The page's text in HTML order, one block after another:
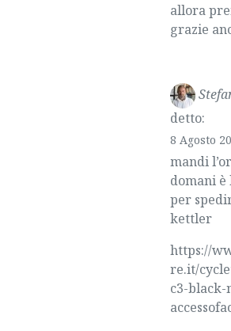
allora
grazie
detto:
8 Agosto
mandi
domani
per
kettler
https://
re.it/
c3-black-